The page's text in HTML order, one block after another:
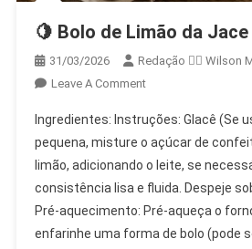
🍋 Bolo de Limão da Jace
31/03/2026
Redação 👨‍⚖️​ Wilson
Leave A CommentOn
Bolo
De
Limão
Da
Jace
🍋
Ingredientes: Instruções: Glacê (Se
pequena, misture o açúcar de
limão, adicionando o leite, se
consistência lisa e fluida. Despeje
Pré-aquecimento: Pré-aqueça o
enfarinhe uma forma de bolo (pode